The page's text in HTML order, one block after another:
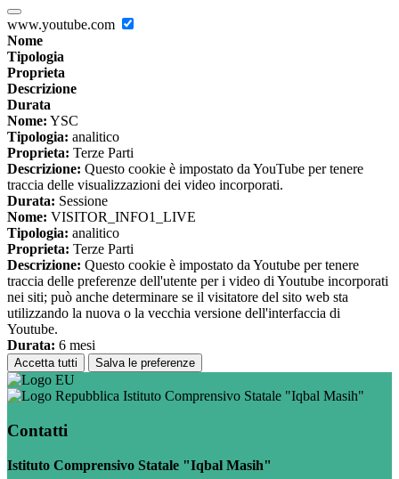
www.youtube.com
Nome
Tipologia
Proprieta
Descrizione
Durata
Nome: YSC
Tipologia: analitico
Proprieta: Terze Parti
Descrizione: Questo cookie è impostato da YouTube per tenere
traccia delle visualizzazioni dei video incorporati.
Durata: Sessione
Nome: VISITOR_INFO1_LIVE
Tipologia: analitico
Proprieta: Terze Parti
Descrizione: Questo cookie è impostato da Youtube per tenere
traccia delle preferenze dell'utente per i video di Youtube incorporati
nei siti; può anche determinare se il visitatore del sito web sta
utilizzando la nuova o la vecchia versione dell'interfaccia di
Youtube.
Durata: 6 mesi
Accetta tutti Salva le preferenze
Istituto Comprensivo Statale "Iqbal Masih"
Contatti
Istituto Comprensivo Statale "Iqbal Masih"